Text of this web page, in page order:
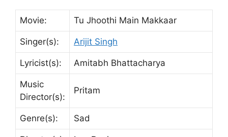
Movie: Tu Jhoothi Main Makkaar
Singer(s): Arijit Singh
Lyricist(s): Amitabh Bhattacharya
Music
Director(s):
Pritam
Genre(s): Sad